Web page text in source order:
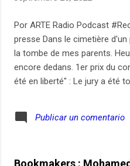
Por ARTE Radio Podcast
presse Dans le cimetière
la tombe de mes parents.
encore dedans. 1er prix du
été en liberté" : Le jury a été
off et de narration... Le
Publicar un comentario
Bookmakers :